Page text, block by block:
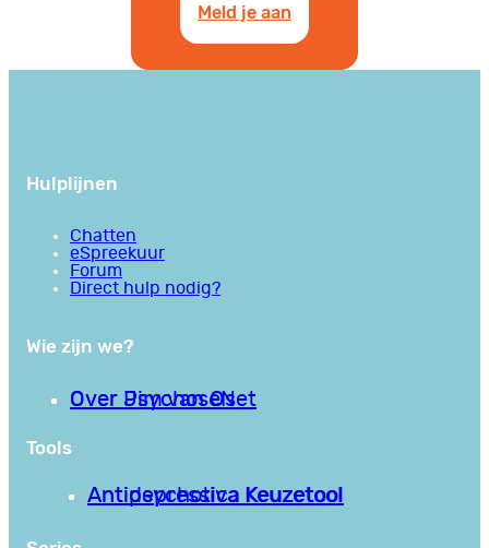
Meld je aan
Hulplijnen
Chatten
eSpreekuur
Forum
Direct hulp nodig?
Wie zijn we?
Over PsychoseNet
Over Jim van Os
Tools
Antipsychotica Keuzetool
Antidepressiva Keuzetool